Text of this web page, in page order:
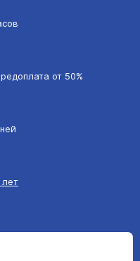
от 50%
лет